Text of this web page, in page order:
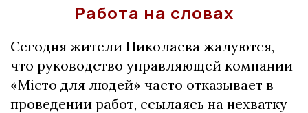
Работа на словах
Сегодня жители Николаева жалуются,
что руководство управляющей компании
«Місто для людей» часто отказывает в
проведении работ, ссылаясь на нехватку